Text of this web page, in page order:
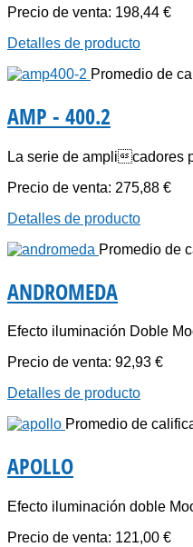
Precio de venta: 198,44 €
Detalles de producto
Promedio de
AMP - 400.2
La serie de amplicadores
Precio de venta: 275,88 €
Detalles de producto
Promedio de
ANDROMEDA
Efecto iluminación Doble
Precio de venta: 92,93 €
Detalles de producto
Promedio de
APOLLO
Efecto iluminación doble
Precio de venta: 121,00 €